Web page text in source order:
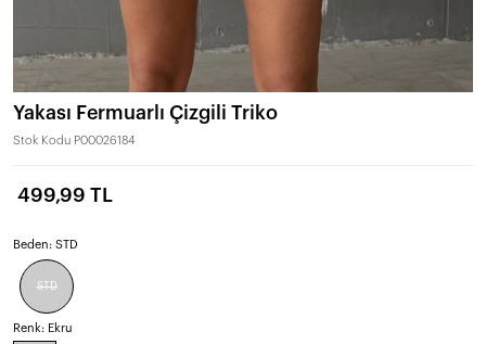
Yakası Fermuarlı Çizgili Triko
Stok Kodu P00026184
499,99 TL
Beden: STD
STD
Renk: Ekru